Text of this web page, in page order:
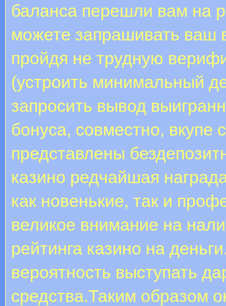
баланса перешли вам на
можете запрашивать ваш
пройдя не трудную
(устроить минимальный
запросить вывод
бонуса, совместно, вкупе
представлены
казино редчайшая
как новенькие, так и
великое внимание на
рейтинга казино на
вероятность выступать
средства.Таким образом